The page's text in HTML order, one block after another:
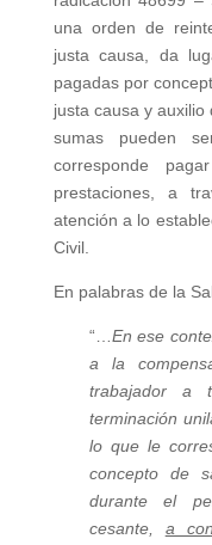
una orden de
justa causa, da
pagadas por
justa causa y
sumas pueden
corresponde
prestaciones, a
atención a lo
Civil.
En palabras de la
“… En ese
a la
trabajador a
terminación
lo que le
concepto de
durante el
cesante, a